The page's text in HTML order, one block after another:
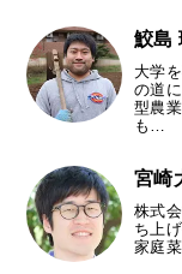
鮫島
大学
の道
型農
も…
宮崎
株式
ち上
家庭